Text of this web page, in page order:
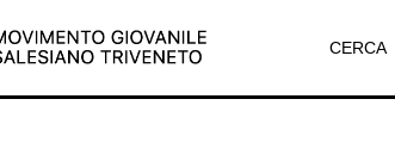
CERCA